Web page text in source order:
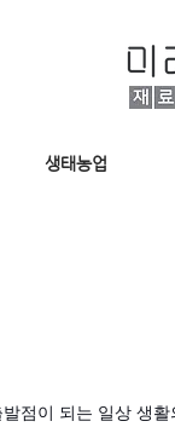
생태농업
점이 되는 일상 생